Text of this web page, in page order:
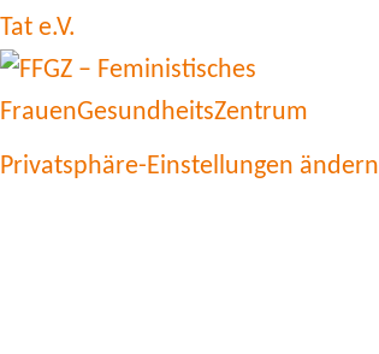
Privatsphäre-Einstellungen ändern